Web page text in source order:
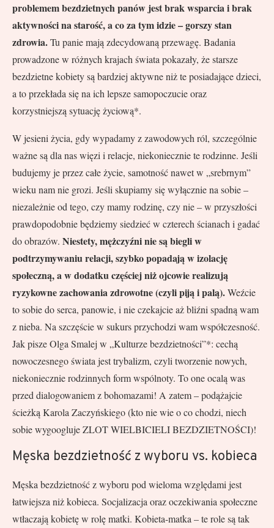
problemem bezdzietnych panów jest brak wsparcia i brak
aktywności na starość, a co za tym idzie – gorszy stan
zdrowia.Tu panie mają zdecydowaną przewagę. Badania
prowadzone w różnych krajach świata pokazały, że starsze
bezdzietne kobiety są bardziej aktywne niż te posiadające dzieci,
a to przekłada się na ich lepsze samopoczucie oraz
korzystniejszą sytuację życiową*.
W jesieni życia, gdy wypadamy z zawodowych ról, szczególnie
ważne są dla nas więzi i relacje, niekoniecznie te rodzinne. Jeśli
budujemy je przez całe życie, samotność nawet w „srebrnym”
wieku nam nie grozi. Jeśli skupiamy się wyłącznie na sobie –
niezależnie od tego, czy mamy rodzinę, czy nie – w przyszłości
prawdopodobnie będziemy siedzieć w czterech ścianach i gadać
do obrazów. Niestety, mężczyźni nie są biegli w
podtrzymywaniu relacji, szybko popadają w izolację
społeczną, a w dodatku częściej niż ojcowie realizują
ryzykowne zachowania zdrowotne (czyli piją i palą).Weźcie
to sobie do serca, panowie, i nie czekajcie aż bliźni spadną wam
z nieba. Na szczęście w sukurs przychodzi wam współczesność.
Jak pisze Olga Smalej w „Kulturze bezdzietności”*: cechą
nowoczesnego świata jest trybalizm, czyli tworzenie nowych,
niekoniecznie rodzinnych form wspólnoty. To one ocalą was
przed dialogowaniem z bohomazami! A zatem – podążajcie
ścieżką Karola Zaczyńskiego (kto nie wie o co chodzi, niech
sobie wygoogluje ZLOT WIELBICIELI BEZDZIETNOŚCI)!
Męska bezdzietność z wyboru vs. kobieca
Męska bezdzietność z wyboru pod wieloma względami jest
łatwiejsza niż kobieca. Socjalizacja oraz oczekiwania społeczne
wtłaczają kobietę w rolę matki. Kobieta-matka – te role są tak